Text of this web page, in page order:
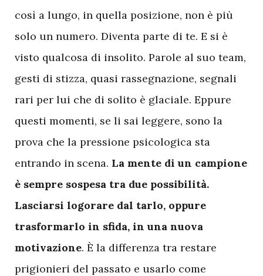
così a lungo, in quella posizione, non è più
solo un numero. Diventa parte di te. E si è
visto qualcosa di insolito. Parole al suo team,
gesti di stizza, quasi rassegnazione, segnali
rari per lui che di solito è glaciale. Eppure
questi momenti, se li sai leggere, sono la
prova che la pressione psicologica sta
entrando in scena. La mente di un campione
è sempre sospesa tra due possibilità.
Lasciarsi logorare dal tarlo, oppure
trasformarlo in sfida, in una nuova
motivazione. È la differenza tra restare
prigionieri del passato e usarlo come